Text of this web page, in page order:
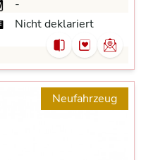
-
Nicht deklariert
Neufahrzeug